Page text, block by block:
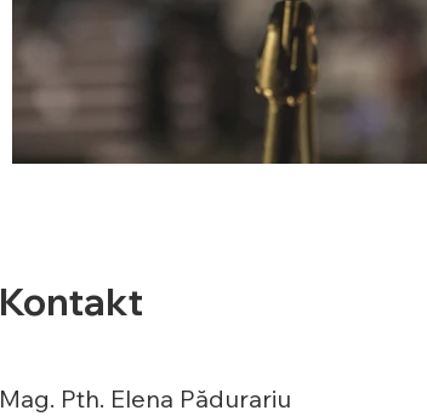
Kontakt
Mag. Pth. Elena Pădurariu